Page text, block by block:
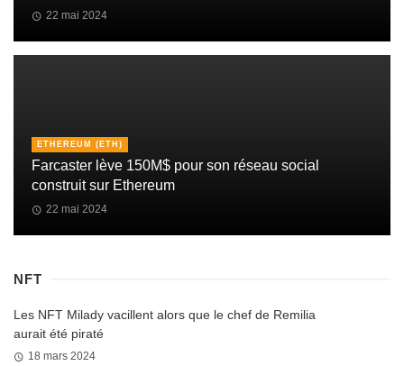
22 mai 2024
ETHEREUM (ETH)
Farcaster lève 150M$ pour son réseau social
construit sur Ethereum
22 mai 2024
NFT
Les NFT Milady vacillent alors que le chef de Remilia
aurait été piraté
18 mars 2024